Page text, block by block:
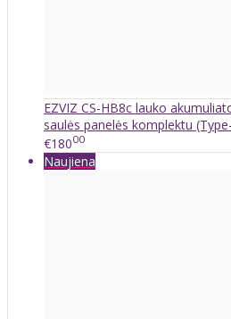
EZVIZ CS-HB8c lauko
saulės panelės komplektu
€18000
Naujiena